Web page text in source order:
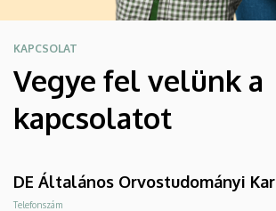
KAPCSOLAT
Vegye fel velünk a
kapcsolatot
DE Általános Orvostudományi Kar
Telefonszám